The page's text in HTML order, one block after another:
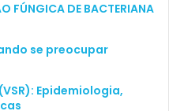
FÚNGICA DE BACTERIANA
se preocupar
Epidemiologia,